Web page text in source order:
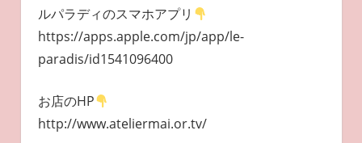
ルパラディのスマホアプリ
https://apps.apple.com/jp/app/le-
paradis/id1541096400
お店のHP
http://www.ateliermai.or.tv/